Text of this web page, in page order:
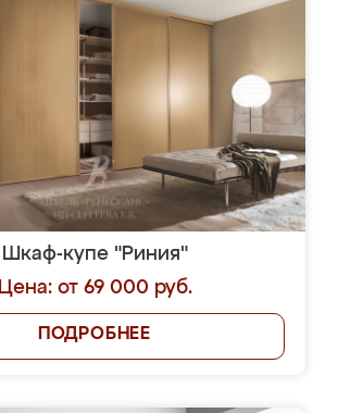
Шкаф-купе "Риния"
Цена: от 69 000 руб.
ПОДРОБНЕЕ